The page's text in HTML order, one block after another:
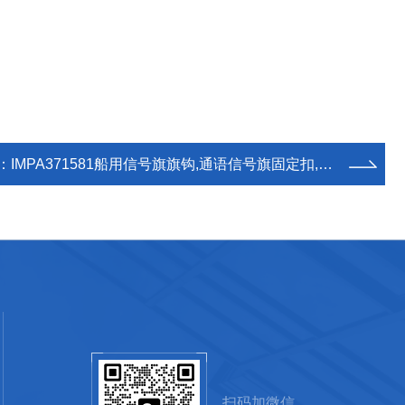
IMPA371581船用信号旗旗钩,通语信号旗固定扣,371586船舶旗绳用铜滑车滑轮